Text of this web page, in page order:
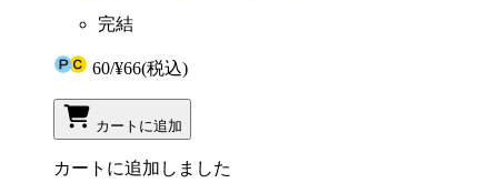
完結
60/¥66(税込)
カートに追加
カートに追加しました